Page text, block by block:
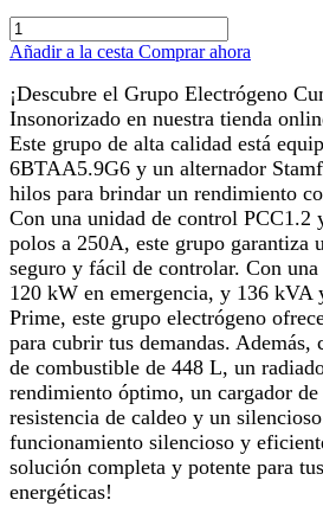
Añadir a la cesta Comprar ahora
¡Descubre el Grupo Electrógeno
Insonorizado en nuestra tienda
Este grupo de alta calidad está
6BTAA5.9G6 y un alternador
hilos para brindar un rendimiento
Con una unidad de control PCC1.2
polos a 250A, este grupo garantiza
seguro y fácil de controlar. Con
120 kW en emergencia, y 136 kVA
Prime, este grupo electrógeno
para cubrir tus demandas. Además,
de combustible de 448 L, un
rendimiento óptimo, un cargador de
resistencia de caldeo y un
funcionamiento silencioso y
solución completa y potente para
energéticas!